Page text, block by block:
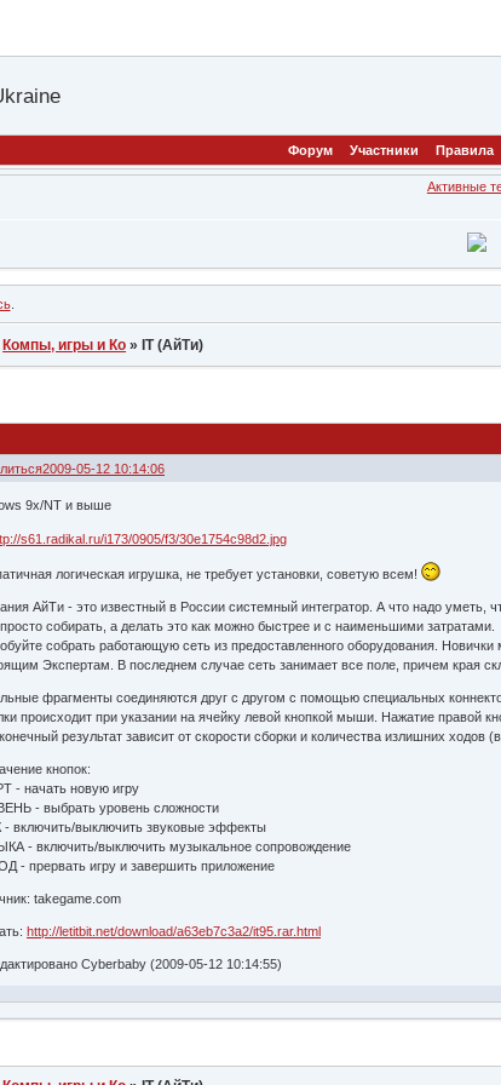
Форум Участники Правила
Активные
.
Компы, игры и Ко » IT (АйТи)
2009-05-12 10:14:06
9x/NT и выше
логическая игрушка, не требует установки, советую всем!
АйТи - это известный в России системный интегратор. А что надо
собирать, а делать это как можно быстрее и с наименьшими затратами.
собрать работающую сеть из предоставленного оборудования.
Экспертам. В последнем случае сеть занимает все поле, причем края
фрагменты соединяются друг с другом с помощью специальных
происходит при указании на ячейку левой кнопкой мыши. Нажатие правой
результат зависит от скорости сборки и количества излишних
кнопок:
- начать новую игру
- выбрать уровень сложности
- включить/выключить звуковые эффекты
- включить/выключить музыкальное сопровождение
- прервать игру и завершить приложение
takegame.com
http://letitbit.net/download/a63eb7c3a2/it95.rar.html
Cyberbaby (2009-05-12 10:14:55)